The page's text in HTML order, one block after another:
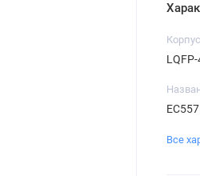
Корпус
Все